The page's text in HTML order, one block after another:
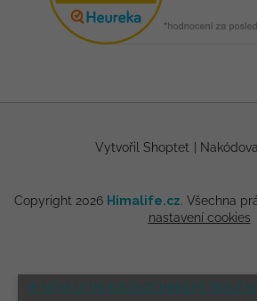
🌸 NOVÁ LETNÍ KOLEKCE HIMALIFE PRÁVĚ
Vytvořil Shoptet
Copyright 2026 Himalife.cz. Všechna
nastavení cookies